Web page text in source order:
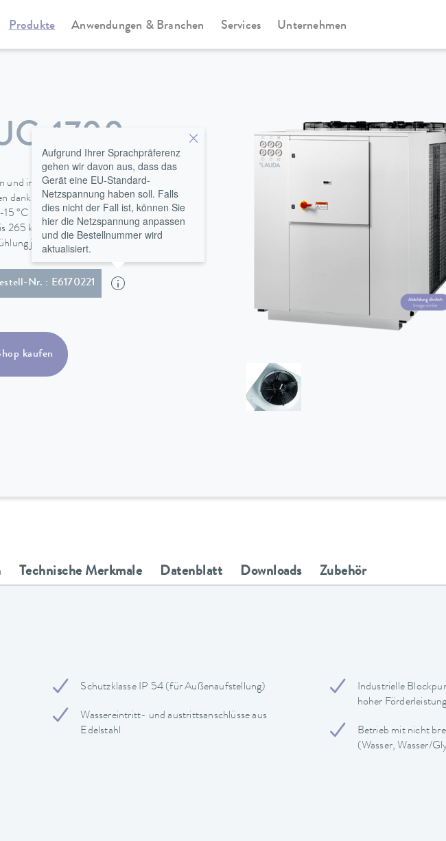
Produkte Anwendungen & Branchen Services Unternehmen
Ultracool
1700
und internem Bypass zur
dank serienmäßig integrierter
°C bis zu 45 °C betrieben werden.
265 kW arbeiten mit zwei
jederzeit ab.
Nr. : E6170221
Aufgrund Ihrer Sprachpräferenz
gehen wir davon aus, dass das
Gerät eine EU-Standard-
Netzspannung haben soll. Falls
dies nicht der Fall ist, können Sie
hier die Netzspannung anpassen
und die Bestellnummer wird
aktualisiert.
kaufen
Technische Merkmale Datenblatt Downloads Zubehör
Schutzklasse IP 54 (für Außenaufstellung)
Wassereintritt- und austrittsanschlüsse aus
Edelstahl
Industrielle
hoher Förderleistung
Betrieb mit nicht
(Wasser, Wasser/